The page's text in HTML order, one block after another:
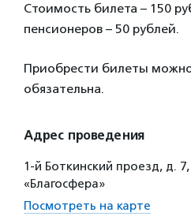
Стоимость билета – 150
пенсионеров – 50 рублей.
Приобрести билеты
обязательна.
Адрес проведения
1-й Боткинский проезд, д.
«Благосфера»
Посмотреть на карте